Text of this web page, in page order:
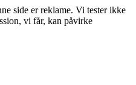
side er reklame. Vi tester ikke
vi får, kan påvirke